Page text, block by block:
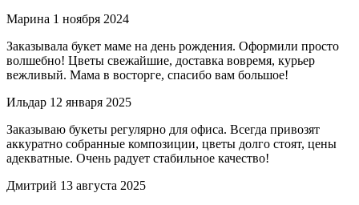
Марина 1 ноября 2024
Заказывала букет маме на день рождения. Оформили просто
волшебно! Цветы свежайшие, доставка вовремя, курьер
вежливый. Мама в восторге, спасибо вам большое!
Ильдар 12 января 2025
Заказываю букеты регулярно для офиса. Всегда привозят
аккуратно собранные композиции, цветы долго стоят, цены
адекватные. Очень радует стабильное качество!
Дмитрий 13 августа 2025